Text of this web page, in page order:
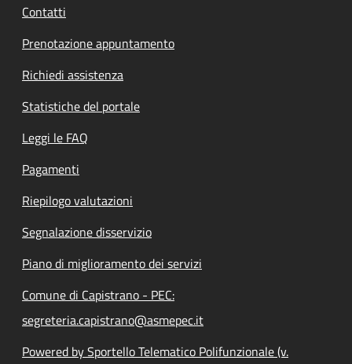
Contatti
Prenotazione appuntamento
Richiedi assistenza
Statistiche del portale
Leggi le FAQ
Pagamenti
Riepilogo valutazioni
Segnalazione disservizio
Piano di miglioramento dei servizi
Comune di Capistrano - PEC:
segreteria.capistrano@asmepec.it
Powered by Sportello Telematico Polifunzionale (v.